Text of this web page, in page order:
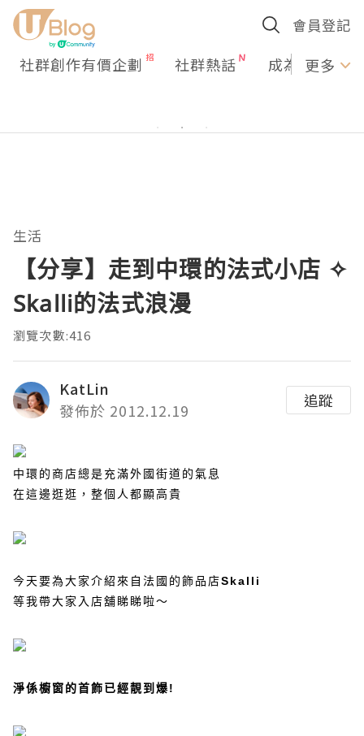
會員登記
社群創作有價企劃 社群熱話 成為U更多
生活
【分享】走到中環的法式小店 ✧
Skalli的法式浪漫
瀏覽次數:416
KatLin
發佈於 2012.12.19
追蹤
中環的商店總是充滿外國街道的氣息
在這邊逛逛，整個人都顯高貴
今天要為大家介紹來自法國的飾品 店Skalli
等我帶大家入店舖睇睇啦～
淨係櫥窗的首飾已經靚到爆!